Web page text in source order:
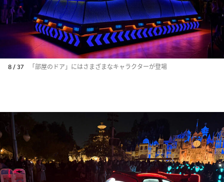
8 / 37 「部屋のドア」にはさまざまなキャラクターが登場